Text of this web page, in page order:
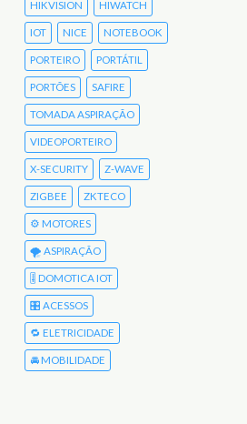
HIKVISION HIWATCH
IOT NICE NOTEBOOK
PORTEIRO PORTÁTIL
PORTÕES SAFIRE
TOMADA ASPIRAÇÃO
VIDEOPORTEIRO
X-SECURITY Z-WAVE
ZIGBEE ZKTECO
⚙️ MOTORES
🌪️ ASPIRAÇÃO
🎚️ DOMOTICA IOT
🎛️ ACESSOS
🔁 ELETRICIDADE
🚘 MOBILIDADE